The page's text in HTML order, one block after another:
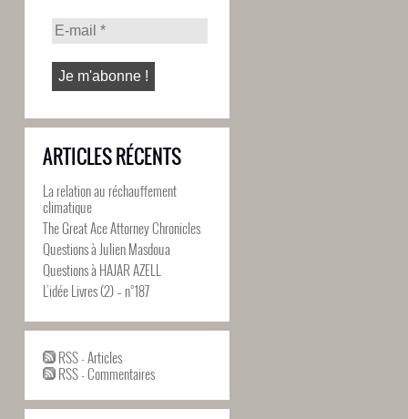
ARTICLES RÉCENTS
La relation au réchauffement
climatique
The Great Ace Attorney Chronicles
Questions à Julien Masdoua
Questions à HAJAR AZELL
L’idée Livres (2) – n°187
RSS - Articles
RSS - Commentaires